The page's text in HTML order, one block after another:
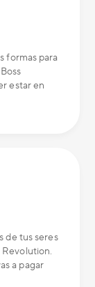
formas para
estar en
de tus seres
Revolution.
a pagar